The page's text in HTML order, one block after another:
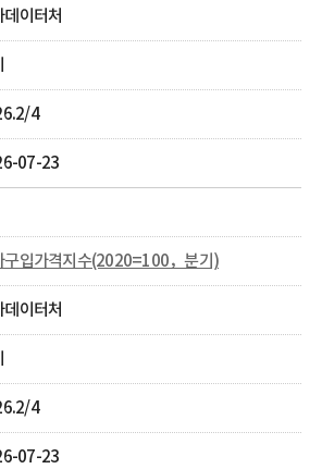
데이터처
4
07-23
구입가격지수(2020=100，분기)
데이터처
4
07-23